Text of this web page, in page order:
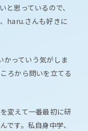
と思っているので、
haru.さんも好きに
かっていう気がしま
ろから問いを立てる
変えて一番最初に研
です。私自身中学、